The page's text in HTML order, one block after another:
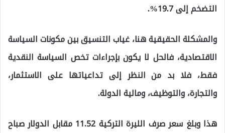
التضخم إلى 19.7%.
والمشكلة الحقيقية هنا، غياب التنسيق بين مكونات السياسة
الاقتصادية، فالحل لا يكون بإجراءات تخص السياسة النقدية
فقط، فلا بد من النظر إلى تداعياتها على الاستثمار،
والتجارة، والتوظيف، ومالية الدولة.
هذا وبلغ سعر صرف الليرة التركية 11.52 مقابل الدولار صباح